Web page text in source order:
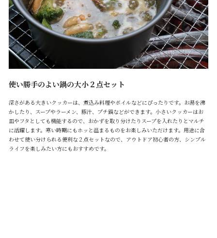
使い勝手のよい鍋の大小２点セット
深さがある大きいクッカーは、煮込み料理やボイルなどにぴったりです。お湯を沸
かしたり、スープやラーメン、豚汁、プチ鍋などができます。小さいクッカーはお
皿やフタとしても機能するので、おかずを取り分けたりスープを入れたりとマルチ
に活躍します。寒い時期にもホッと温まるものをお楽しみいただけます。用途に合
わせて使い分けられる便利な２点セットなので、アウトドア初心者の方、シンプル
ライフを楽しみたい方にもおすすめです。